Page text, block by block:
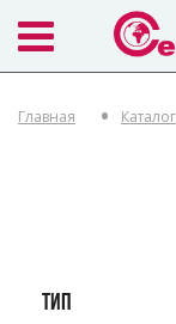
Главная Каталог
ТИП